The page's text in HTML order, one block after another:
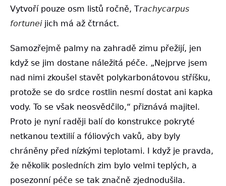
Vytvoří pouze osm listů ročně, Trachycarpus
fortunei jich má až čtrnáct.
Samozřejmě palmy na zahradě zimu přežijí, jen
když se jim dostane náležitá péče. „Nejprve jsem
nad nimi zkoušel stavět polykarbonátovou stříšku,
protože se do srdce rostlin nesmí dostat ani kapka
vody. To se však neosvědčilo,“ přiznává majitel.
Proto je nyní raději balí do konstrukce pokryté
netkanou textilií a fóliových vaků, aby byly
chráněny před nízkými teplotami. I když je pravda,
že několik posledních zim bylo velmi teplých, a
posezonní péče se tak značně zjednodušila.